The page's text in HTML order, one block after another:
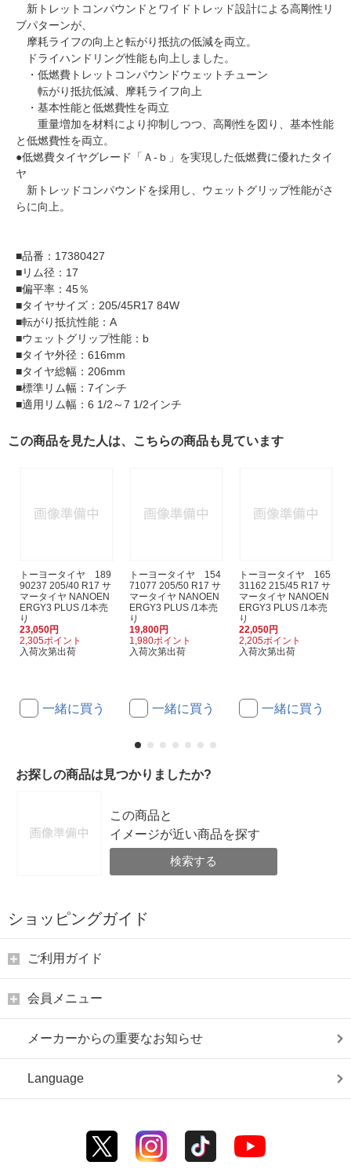
新トレットコンパウンドとワイドトレッド設計による高剛性リ
ブパターンが、
摩耗ライフの向上と転がり抵抗の低減を両立。
ドライハンドリング性能も向上しました。
・低燃費トレットコンパウンドウェットチューン
転がり抵抗低減、摩耗ライフ向上
・基本性能と低燃費性を両立
重量増加を材料により抑制しつつ、高剛性を図り、基本性能
と低燃費性を両立。
●低燃費タイヤグレード「Ａ-ｂ」を実現した低燃費に優れたタイ
ヤ
新トレッドコンパウンドを採用し、ウェットグリップ性能がさ
らに向上。
■品番：17380427
■リム径：17
■偏平率：45％
■タイヤサイズ：205/45R17 84W
■転がり抵抗性能：A
■ウェットグリップ性能：b
■タイヤ外径：616mm
■タイヤ総幅：206mm
■標準リム幅：7インチ
■適用リム幅：6 1/2～7 1/2インチ
この商品を見た人は、こちらの商品も見ています
トーヨータイヤ 189
90237 205/40 R17 サ
マータイヤ NANOEN
ERGY3 PLUS /1本売
り
23,050円
2,305ポイント
入荷次第出荷
一緒に買う
トーヨータイヤ 154
71077 205/50 R17 サ
マータイヤ NANOEN
ERGY3 PLUS /1本売
り
19,800円
1,980ポイント
入荷次第出荷
一緒に買う
トーヨータイヤ 165
31162 215/45 R17 サ
マータイヤ NANOEN
ERGY3 PLUS /1本売
り
22,050円
2,205ポイント
入荷次第出荷
一緒に買う
お探しの商品は見つかりましたか?
この商品と
イメージが近い商品を探す
検索する
ショッピングガイド
ご利用ガイド
会員メニュー
メーカーからの重要なお知らせ
Language